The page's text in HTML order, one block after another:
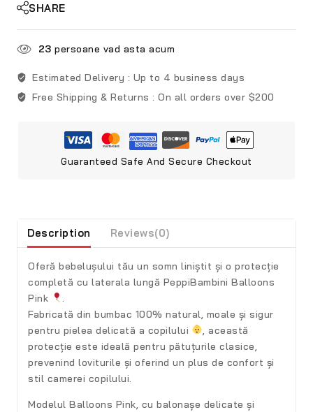
SHARE
23 persoane vad asta acum
Estimated Delivery : Up to 4 business days
Free Shipping & Returns : On all orders over $200
Guaranteed Safe And Secure Checkout
Description Reviews(0)
Oferă bebelușului tău un somn liniștit și o protecție
completă cu laterala lungă PeppiBambini Balloons
Pink
.
Fabricată din bumbac 100% natural, moale și sigur
pentru pielea delicată a copilului
, această
protecție este ideală pentru pătuțurile clasice,
prevenind loviturile și oferind un plus de confort și
stil camerei copilului.
Modelul Balloons Pink, cu balonașe delicate și